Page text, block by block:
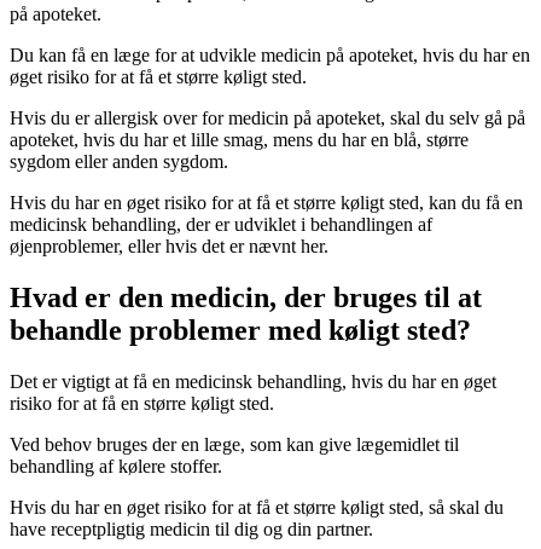
på apoteket.
Du kan få en læge for at udvikle medicin på apoteket, hvis du har en
øget risiko for at få et større køligt sted.
Hvis du er allergisk over for medicin på apoteket, skal du selv gå på
apoteket, hvis du har et lille smag, mens du har en blå, større
sygdom eller anden sygdom.
Hvis du har en øget risiko for at få et større køligt sted, kan du få en
medicinsk behandling, der er udviklet i behandlingen af
øjenproblemer, eller hvis det er nævnt her.
Hvad er den medicin, der bruges til at
behandle problemer med køligt sted?
Det er vigtigt at få en medicinsk behandling, hvis du har en øget
risiko for at få en større køligt sted.
Ved behov bruges der en læge, som kan give lægemidlet til
behandling af kølere stoffer.
Hvis du har en øget risiko for at få et større køligt sted, så skal du
have receptpligtig medicin til dig og din partner.